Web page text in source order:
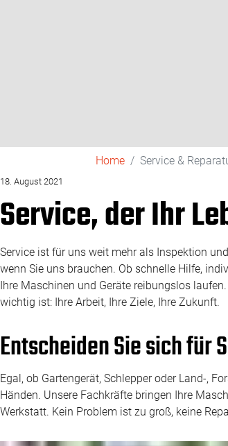
Home Service &
18. August 2021
Service, der Ihr
Service ist für uns weit mehr als Inspektion
wenn Sie uns brauchen. Ob schnelle Hilfe,
Ihre Maschinen und Geräte reibungslos
wichtig ist: Ihre Arbeit, Ihre Ziele, Ihre Zukunft.
Entscheiden Sie sich
Egal, ob Gartengerät, Schlepper oder Land-,
Händen. Unsere Fachkräfte bringen Ihre
Werkstatt. Kein Problem ist zu groß, keine